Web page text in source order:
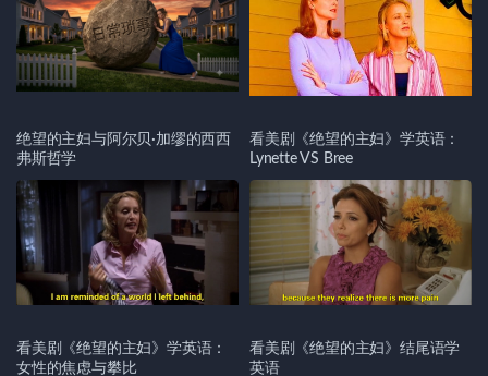
绝望的主妇与阿尔贝·加缪的西西
弗斯哲学
看美剧《绝望的主妇》学英语：
Lynette VS Bree
看美剧《绝望的主妇》学英语：
女性的焦虑与攀比
看美剧《绝望的主妇》结尾语学
英语